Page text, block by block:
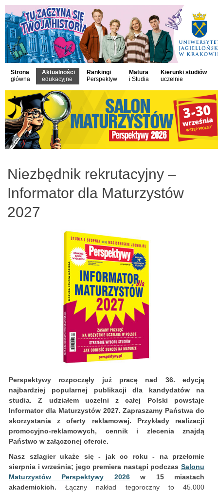
Strona
główna
Aktualności
edukacyjne
Rankingi
Perspektyw
Matura
i Studia
Kierunki studiów
uczelnie
Niezbędnik rekrutacyjny –
Informator dla Maturzystów
2027
Perspektywy rozpoczęły już pracę nad 36. edycją
najbardziej popularnej publikacji dla kandydatów na
studia. Z udziałem uczelni z całej Polski powstaje
Informator dla Maturzystów 2027. Zapraszamy Państwa do
skorzystania z oferty reklamowej. Przykłady realizacji
promocyjno-reklamowych, cennik i zlecenia znajdą
Państwo w załączonej ofercie.
Nasz szlagier ukaże się - jak co roku - na przełomie
sierpnia i września; jego premiera nastąpi podczas Salonu
Maturzystów Perspektywy 2026w 15 miastach
akademickich. Łączny nakład tegoroczny to 45.000